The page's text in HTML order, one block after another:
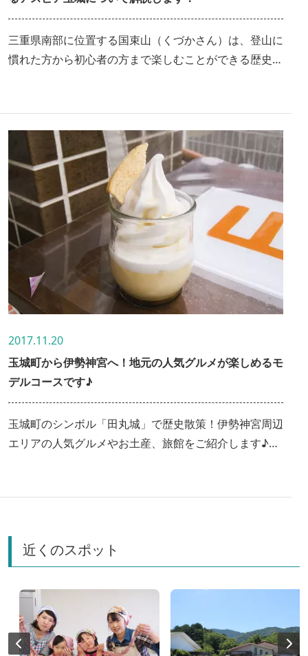
三重県南部に位置する国束山（くづかさん）は、登山に
慣れた方から初心者の方まで楽しむことができる歴史と
スピア玉城に立ち寄って体験した温泉やグルメ、季節の
絶景などをまとめてご紹介します！
2017.11.20
玉城町から伊勢神宮へ！地元の人気グルメが楽しめるモ
デルコースです♪
玉城町のシンボル「田丸城」で歴史散策！伊勢神宮周辺
エリアの人気グルメやお土産、旅館をご紹介します♪こ
近くのスポット